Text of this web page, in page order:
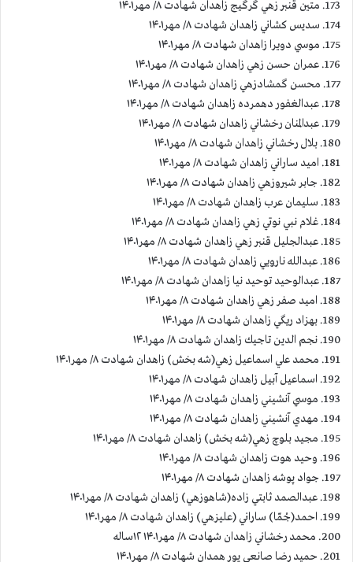
173. متين قنبر زهي گرگيج زاهدان شهادت ۸/ مهر۱۴۰۱
174. سديس كشاني زاهدان شهادت ۸/ مهر۱۴۰۱
175. موسي دويرا زاهدان شهادت ۸/ مهر۱۴۰۱
176. عمران حسن زهي زاهدان شهادت ۸/ مهر۱۴۰۱
177. محسن گمشادزهي زاهدان شهادت ۸/ مهر۱۴۰۱
178. عبدالغفور دهمرده زاهدان شهادت ۸/ مهر۱۴۰۱
179. عبدالمنان رخشاني زاهدان شهادت ۸/ مهر۱۴۰۱
180. بلال رخشاني زاهدان شهادت ۸/ مهر۱۴۰۱
181. اميد ساراني زاهدان شهادت ۸/ مهر۱۴۰۱
182. جابر شيروزهي زاهدان شهادت ۸/ مهر۱۴۰۱
183. سليمان عرب زاهدان شهادت ۸/ مهر۱۴۰۱
184. غلام نبي نوتي زهي زاهدان شهادت ۸/ مهر۱۴۰۱
185. عبدالجليل قنبر زهي زاهدان شهادت ۸/ مهر۱۴۰۱
186. عبدالله نارويي زاهدان شهادت ۸/ مهر۱۴۰۱
187. عبدالوحيد توحيد نيا زاهدان شهادت ۸/ مهر۱۴۰۱
188. اميد صفر زهي زاهدان شهادت ۸/ مهر۱۴۰۱
189. بهزاد ريگي زاهدان شهادت ۸/ مهر۱۴۰۱
190. نجم الدين تاجيك زاهدان شهادت ۸/ مهر۱۴۰۱
191. محمد علي اسماعيل زهي(شه بخش) زاهدان شهادت ۸/ مهر۱۴۰۱
192. اسماعيل آبيل زاهدان شهادت ۸/ مهر۱۴۰۱
193. موسي آنشيني زاهدان شهادت ۸/ مهر۱۴۰۱
194. مهدي آنشيني زاهدان شهادت ۸/ مهر۱۴۰۱
195. مجيد بلوچ زهي(شه بخش) زاهدان شهادت ۸/ مهر۱۴۰۱
196. وحيد هوت زاهدان شهادت ۸/ مهر۱۴۰۱
197. جواد پوشه زاهدان شهادت ۸/ مهر۱۴۰۱
198. عبدالصمد ثابتي زاده(شاهوزهي) زاهدان شهادت ۸/ مهر۱۴۰۱
199. احمد(جْمّا) ساراني (عليزهي) زاهدان شهادت ۸/ مهر۱۴۰۱
200. محمد رخشاني زاهدان شهادت ۸/ مهر۱۴۰۱ ۱۲ساله
201. حميد رضا صانعي پور همدان شهادت ۸/ مهر۱۴۰۱